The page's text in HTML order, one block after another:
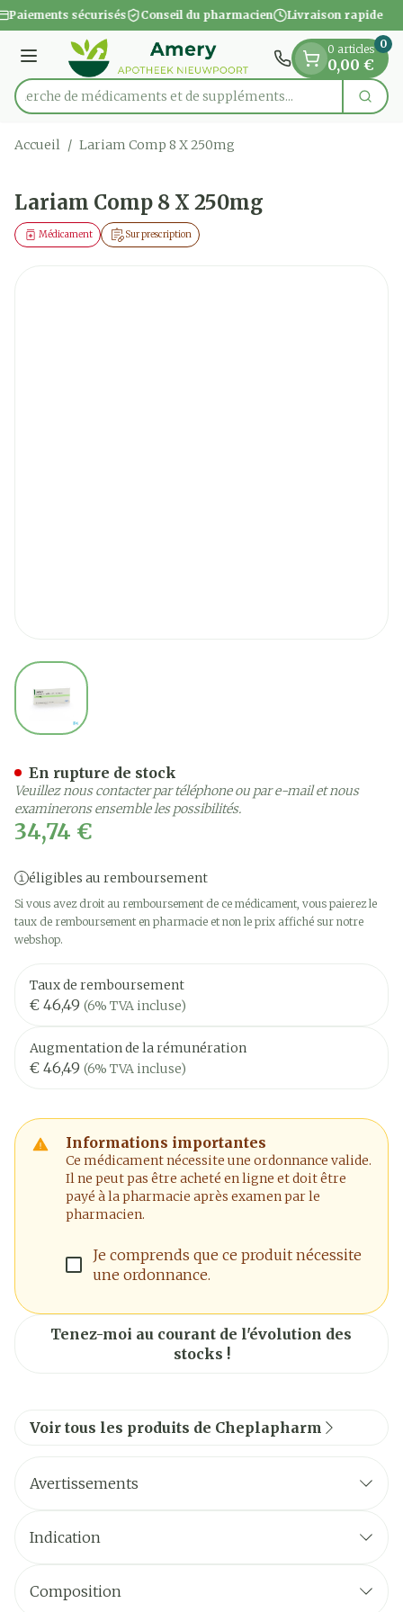
Aller au contenu
1 de 1
Paiements sécurisés Conseil du pharmacien Livraison rapide
Menu
Rechercherde médicaments et de suppléments...
0 articles
0,00 €
0
Accueil / Lariam Comp 8 X 250mg
Lariam Comp 8 X 250mg
Sur prescription
Médicament
View larger image
34,74 €
éligibles au remboursement
Si vous avez droit au remboursement de ce médicament, vous paierez le
taux de remboursement en pharmacie et non le prix affiché sur notre
webshop.
Taux de remboursement
€ 46,49 (6% TVA incluse)
Augmentation de la rémunération
€ 46,49 (6% TVA incluse)
Informations importantes
Ce médicament nécessite une ordonnance valide.
Il ne peut pas être acheté en ligne et doit être
payé à la pharmacie après examen par le
pharmacien.
Je comprends que ce produit nécessite
une ordonnance.
Tenez-moi au courant de l'évolution des
stocks !
En rupture de stock
Veuillez nous contacter par téléphone ou par e-mail et nous
examinerons ensemble les possibilités.
Voir tous les produits de Cheplapharm
Avertissements
Indication
Composition